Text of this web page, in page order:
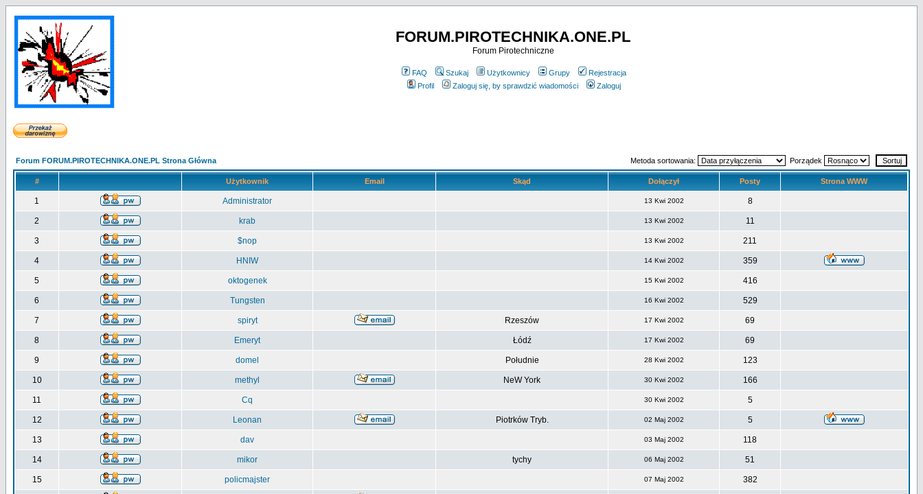
FORUM.PIROTECHNIKA.ONE.PL
Forum Pirotechniczne
FAQ Szukaj Użytkownicy Grupy
Rejestracja
Profil
Zaloguj się, by sprawdzić wiadomości Zaloguj
Forum FORUM.PIROTECHNIKA.ONE.PL Strona Główna Metoda sortowania: Porządek
# Użytkownik Email Skąd Dołączył Posty Strona WWW
1 Administrator 13 Kwi 2002 8
2 krab 13 Kwi 2002 11
3 $nop 13 Kwi 2002 211
4 HNIW 14 Kwi 2002 359
5 oktogenek 15 Kwi 2002 416
6 Tungsten 16 Kwi 2002 529
7 spiryt Rzeszów 17 Kwi 2002 69
8 Emeryt Łódź 17 Kwi 2002 69
9 domel Południe 28 Kwi 2002 123
10 methyl NeW York 30 Kwi 2002 166
11 Cq 30 Kwi 2002 5
12 Leonan Piotrków Tryb. 02 Maj 2002 5
13 dav 03 Maj 2002 118
14 mikor tychy 06 Maj 2002 51
15 policmajster 07 Maj 2002 382